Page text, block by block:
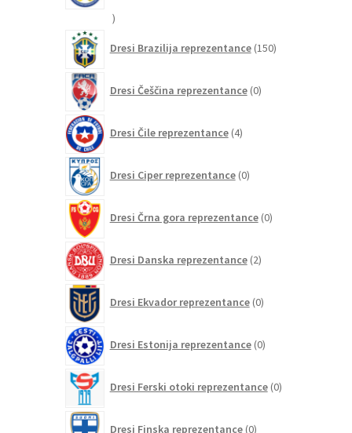
20
Dresi Brazilija reprezentance 150izdelkov
Dresi Češčina reprezentance 0izdelkov
Dresi Čile reprezentance 4izdelki
Dresi Ciper reprezentance 0izdelkov
Dresi Črna gora reprezentance 0izdelkov
Dresi Danska reprezentance 2izdelka
Dresi Ekvador reprezentance 0izdelkov
Dresi Estonija reprezentance 0izdelkov
Dresi Ferski otoki reprezentance 0izdelkov
Dresi Finska reprezentance 0